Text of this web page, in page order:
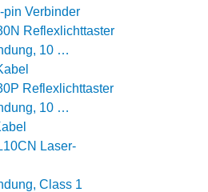
pin Verbinder
Reflexlichttaster
10 …
Reflexlichttaster
10 …
Laser-
Class 1